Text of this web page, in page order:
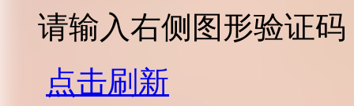
请输入右侧图形验证码
点击刷新